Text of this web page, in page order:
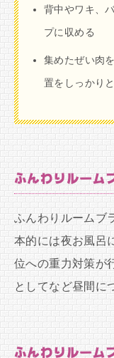
背中やワキ、
プに収める
集めたぜい肉
置をしっかり
ふんわりルーム
ふんわりルームブ
本的には夜お風呂
位への重力対策が
としてなど昼間に
ふんわりルーム